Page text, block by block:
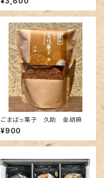
詰合せ15個
ごまばっ菓子 久助 金胡麻
¥900